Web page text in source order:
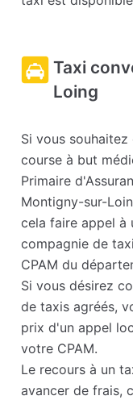
Taxi
Loing
Si vous
course à but
Primaire
Montigny-sur-
cela faire appel à
compagnie de
CPAM du
Si vous désirez
de taxis agréés,
prix d'un appel
votre CPAM.
Le recours à un
avancer de frais,